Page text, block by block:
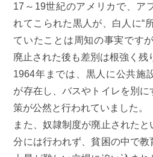
17～19世紀のアメリカで、ア
れてこられた黒人が、白人に“
ていたことは周知の事実です
廃止された後も差別は根強く残
1964年までは、黒人に公共施
が存在し、バスやトイレを別
策が公然と行われていました。
また、奴隷制度が廃止された
分には行われず、貧困の中で